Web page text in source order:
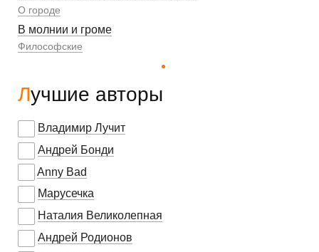
О городе
В молнии и громе
Философские
Лучшие авторы
Владимир Лучит
Андрей Бонди
Anny Bad
Марусечка
Наталия Великолепная
Андрей Родионов